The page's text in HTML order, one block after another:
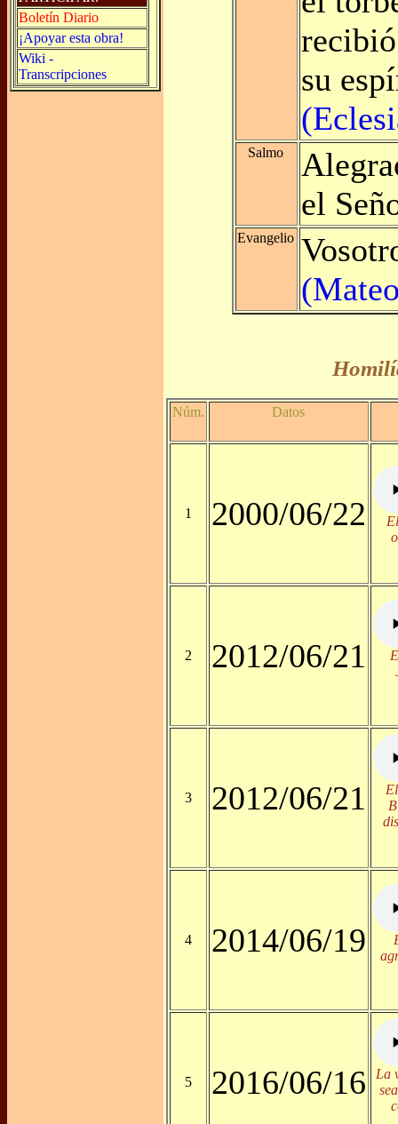
Boletín Diario
¡Apoyar esta obra!
Wiki -
Transcripciones
su
Salmo
el
Evangelio
Núm. Datos
1 2000/06/22
2 2012/06/21
3 2012/06/21
4 2014/06/19
5 2016/06/16
La